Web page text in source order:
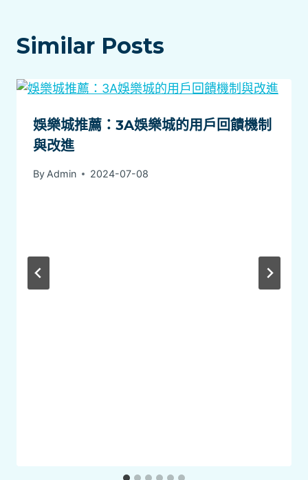
Similar Posts
娛樂城推薦：3A娛樂城的用戶回饋機制
與改進
By Admin 2024-07-08